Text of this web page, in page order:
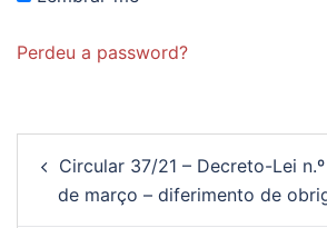
Perdeu a password?
de
artigos
Circular 37/21 – Decreto-Lei
de março – diferimento de